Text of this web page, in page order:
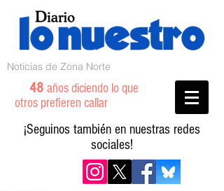
Noticias de Zona Norte
48 años diciendo lo que
otros prefieren callar
¡Seguinos también en nuestras redes
sociales!